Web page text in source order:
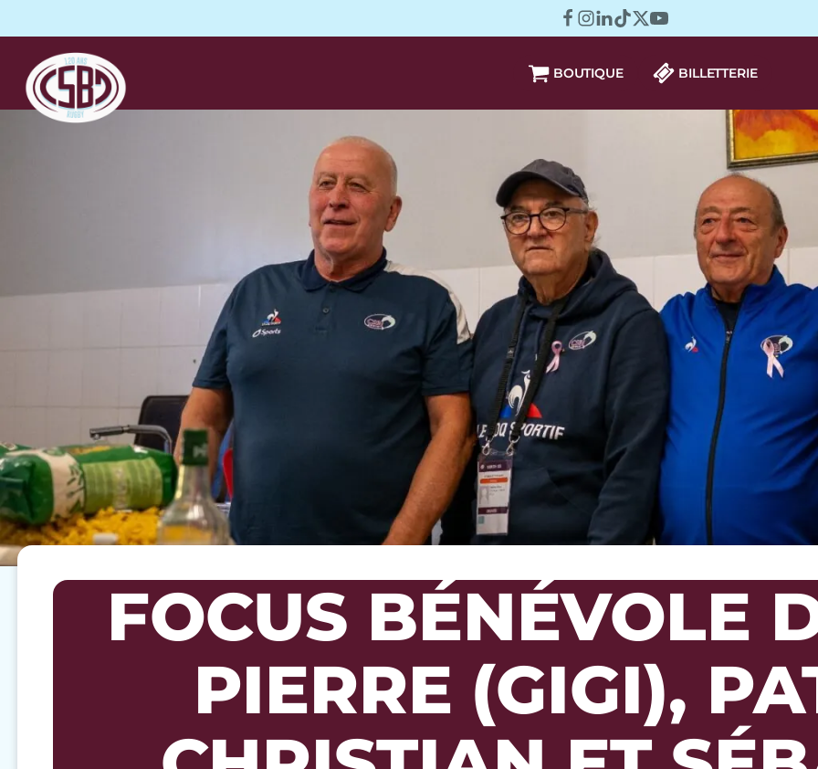
BOUTIQUE BILLETTERIE
FOCUS BÉNÉVOLE
PIERRE (GIGI),